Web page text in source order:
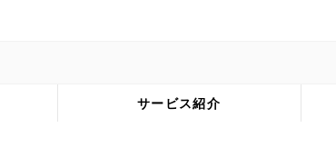
サービス紹介